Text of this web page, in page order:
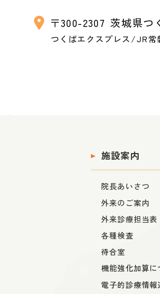
〒300-2307 茨城県つ
つくばエクスプレス/JR常
施設案内
院長あいさつ
外来のご案内
外来診療担当表
各種検査
待合室
機能強化加算に
電子的診療情